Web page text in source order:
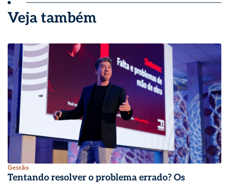
Veja também
Gestão
Tentando resolver o problema errado? Os